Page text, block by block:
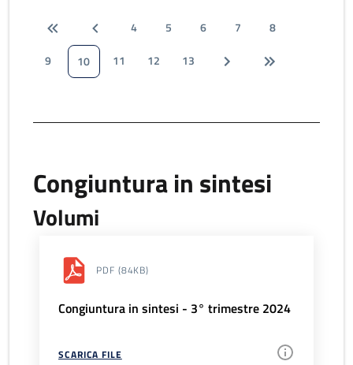
4 5 6 7
8
9
10 11 12 13
Congiuntura in sintesi
Volumi
PDF (84KB)
Congiuntura in sintesi - 3° trimestre 2024
SCARICA FILE